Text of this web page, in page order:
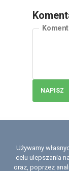
NAPISZ
Używamy
celu ulepszania
oraz, poprzez
Licencja
Umowa z